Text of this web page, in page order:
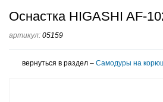
Оснастка HIGASHI AF-
артикул: 05159
вернуться в раздел – Самодуры на